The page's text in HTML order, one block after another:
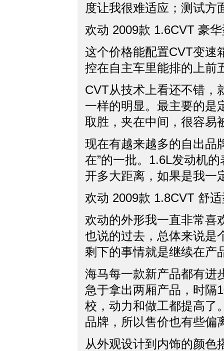
度让我很难适应；测试方
欢动 2009款 1.6CVT 豪
这个价格能配置CVT变速
控在自主车里能排的上前
CVT从技术上看还不错，
一样的明显。最主要的是
取胜，夹在中间，很容易
现在有越来越多的自出品
在”的一批。1.6L发动机
开多大距离，如果是我一
欢动 2009款 1.8CVT 舒
欢动的外形我一直非常喜
也说的过去，总体来说是
剩下的事情就是继续在产
海马每一款新产品都有进
急于拿出两厢产品，时隔
校，动力和做工都提高了
品牌，所以售价也有些偏
从外观设计到内饰的颜色